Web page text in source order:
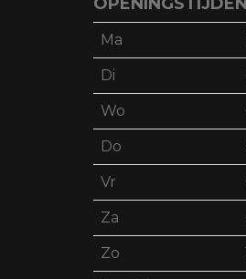
Ma
Di
Wo
Do
Vr
Za
Zo